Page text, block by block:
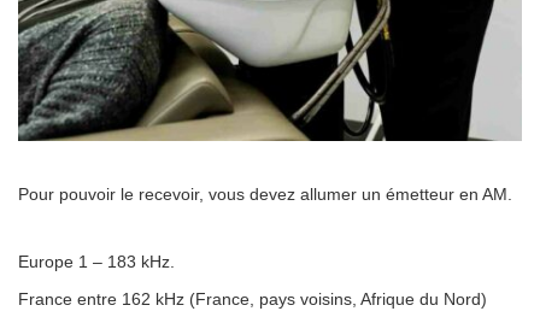
Pour pouvoir le recevoir, vous devez allumer un émetteur en AM.
Europe 1 – 183 kHz.
France entre 162 kHz (France, pays voisins, Afrique du Nord)